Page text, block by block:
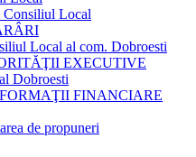
Local
Local al com. Dobroesti
EXECUTIVE
Dobroesti
FINANCIARE
de propuneri